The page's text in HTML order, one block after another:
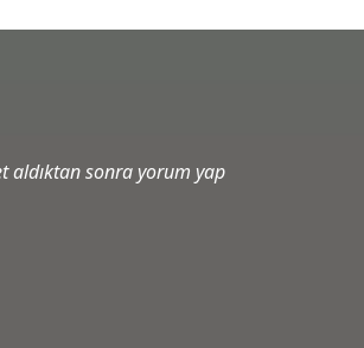
aldıktan sonra yorum yap